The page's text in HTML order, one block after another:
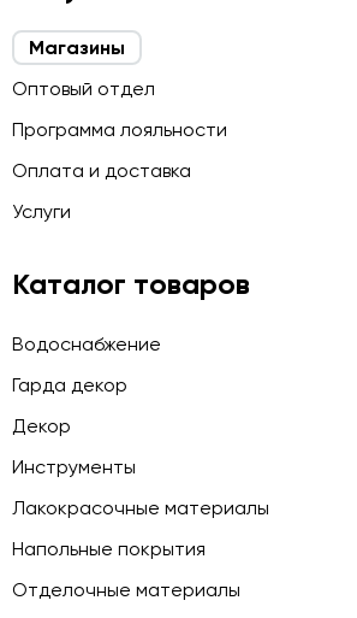
Магазины
Оптовый отдел
Программа лояльности
Оплата и доставка
Услуги
Каталог товаров
Водоснабжение
Гарда декор
Декор
Инструменты
Лакокрасочные материалы
Напольные покрытия
Отделочные материалы